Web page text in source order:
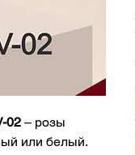
02 – розы
или белый.